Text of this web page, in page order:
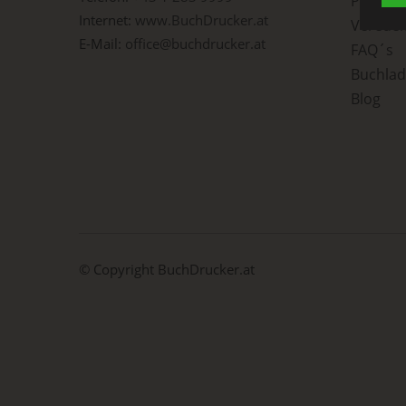
Internet: www.BuchDrucker.at
E-Mail: office@buchdrucker.at
FAQ´s
Blog
© Copyright BuchDrucker.at
c)